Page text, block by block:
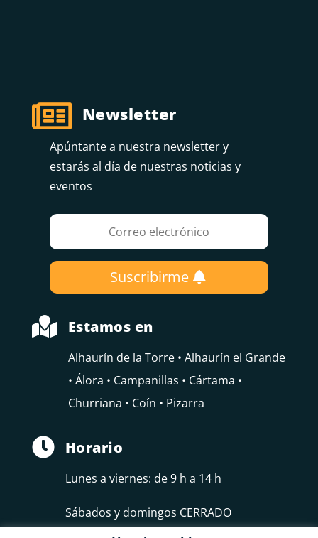
 Newsletter
Apúntante a nuestra newsletter y
estarás al día de nuestras noticias y
eventos
Suscribirme
 Estamos en
Alhaurín de la Torre • Alhaurín el Grande
• Álora • Campanillas • Cártama •
Churriana • Coín • Pizarra
 Horario
Lunes a viernes: de 9 h a 14 h
Sábados y domingos CERRADO